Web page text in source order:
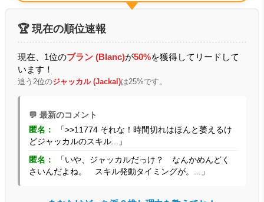
🏆 現在の順位速報
現在、1位のブラン (Blanc)が50%を獲得してリードして
います！
追う2位のジャッカル (Jackal)は25%です。
💬 最新のコメント
匿名：
「>>11774 それな！時間切れはほんと萎えるけ
どジャッカルのスキル...」
匿名：
「いや、ジャッカルだっけ？ なんかめんどく
さいんだよね。 スキル発動タイミングが。...」